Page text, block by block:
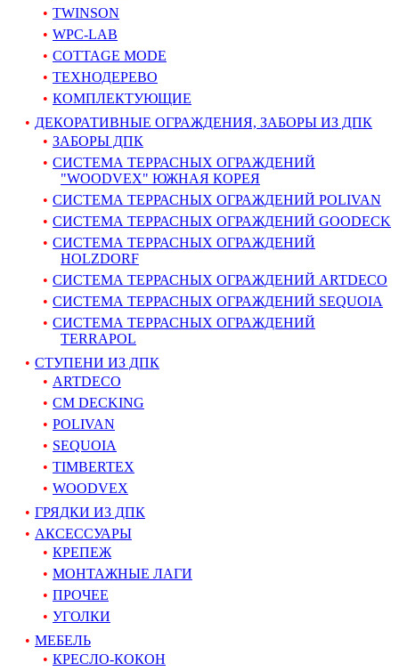
TWINSON
WPC-LAB
COTTAGE MODE
ТЕХНОДЕРЕВО
КОМПЛЕКТУЮЩИЕ
ДЕКОРАТИВНЫЕ ОГРАЖДЕНИЯ, ЗАБОРЫ ИЗ ДПК
ЗАБОРЫ ДПК
СИСТЕМА ТЕРРАСНЫХ ОГРАЖДЕНИЙ
"WOODVEX" ЮЖНАЯ КОРЕЯ
СИСТЕМА ТЕРРАСНЫХ ОГРАЖДЕНИЙ POLIVAN
СИСТЕМА ТЕРРАСНЫХ ОГРАЖДЕНИЙ GOODECK
СИСТЕМА ТЕРРАСНЫХ ОГРАЖДЕНИЙ
HOLZDORF
СИСТЕМА ТЕРРАСНЫХ ОГРАЖДЕНИЙ ARTDECO
СИСТЕМА ТЕРРАСНЫХ ОГРАЖДЕНИЙ SEQUOIA
СИСТЕМА ТЕРРАСНЫХ ОГРАЖДЕНИЙ
TERRAPOL
СТУПЕНИ ИЗ ДПК
ARTDECO
CM DECKING
POLIVAN
SEQUOIA
TIMBERTEX
WOODVEX
ГРЯДКИ ИЗ ДПК
АКСЕССУАРЫ
КРЕПЕЖ
МОНТАЖНЫЕ ЛАГИ
ПРОЧЕЕ
УГОЛКИ
МЕБЕЛЬ
КРЕСЛО-КОКОН